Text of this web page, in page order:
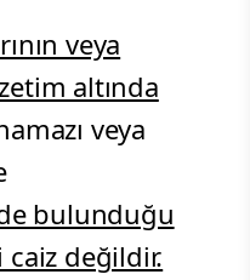
veya
altında
veya
bulunduğu
değildir.